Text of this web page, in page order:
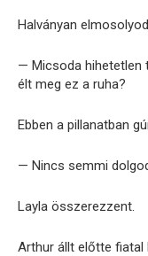
Halványan
— Micsoda hihetetlen
élt meg ez a ruha?
Ebben a pillanatban
— Nincs semmi
Layla összerezzent.
Arthur állt előtte fiatal